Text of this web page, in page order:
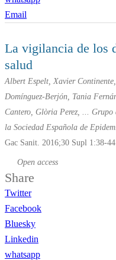
Email
La vigilancia de los
salud
Albert Espelt, Xavier
Domínguez-Berjón, Tania
Cantero, Glòria Perez, ... Grupo
la Sociedad Española de
Gac Sanit. 2016;30 Supl 1:38-44
Open access
Share
Twitter
Facebook
Bluesky
Linkedin
whatsapp